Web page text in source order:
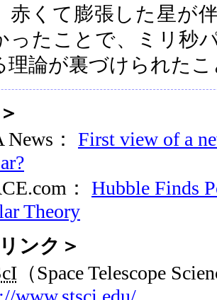
赤くて膨張した星が
ったことで、ミリ秒
理論が裏づけられた
News： First view of a
： Hubble Finds
Theory
ンク＞
（Space Telescope